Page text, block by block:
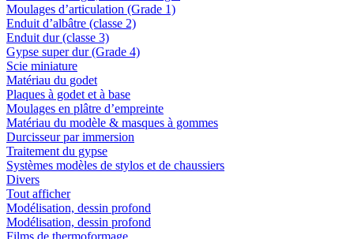
Moulages d’articulation (Grade 1)
Enduit d’albâtre (classe 2)
Enduit dur (classe 3)
Gypse super dur (Grade 4)
Scie miniature
Matériau du godet
Plaques à godet et à base
Moulages en plâtre d’empreinte
Matériau du modèle & masques à gommes
Durcisseur par immersion
Traitement du gypse
Systèmes modèles de stylos et de chaussiers
Divers
Tout afficher
Modélisation, dessin profond
Modélisation, dessin profond
Films de thermoformage